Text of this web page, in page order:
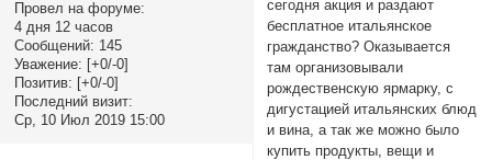
Провел на форуме:
4 дня 12 часов
Сообщений: 145
Уважение: [+0/-0]
Позитив: [+0/-0]
Последний визит:
Ср, 10 Июл 2019 15:00
сегодня акция и раздают
бесплатное итальянское
гражданство? Оказывается
там организовывали
рождественскую ярмарку, с
дигустацией итальянских блюд
и вина, а так же можно было
купить продукты, вещи и